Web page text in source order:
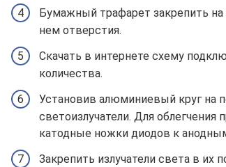
Бумажный трафарет закрепить
нем отверстия.
Скачать в интернете схему
количества.
Установив алюминиевый круг на
светоизлучатели. Для облегчения
катодные ножки диодов к
Закрепить излучатели света в их